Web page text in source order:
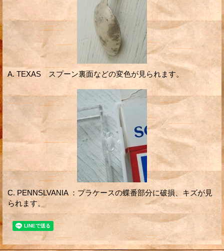
A. TEXAS スプーン裏面などの変色が見られます。
C. PENNSLVANIA ：プラケースの蝶番部分に破損、キズが見
られます。